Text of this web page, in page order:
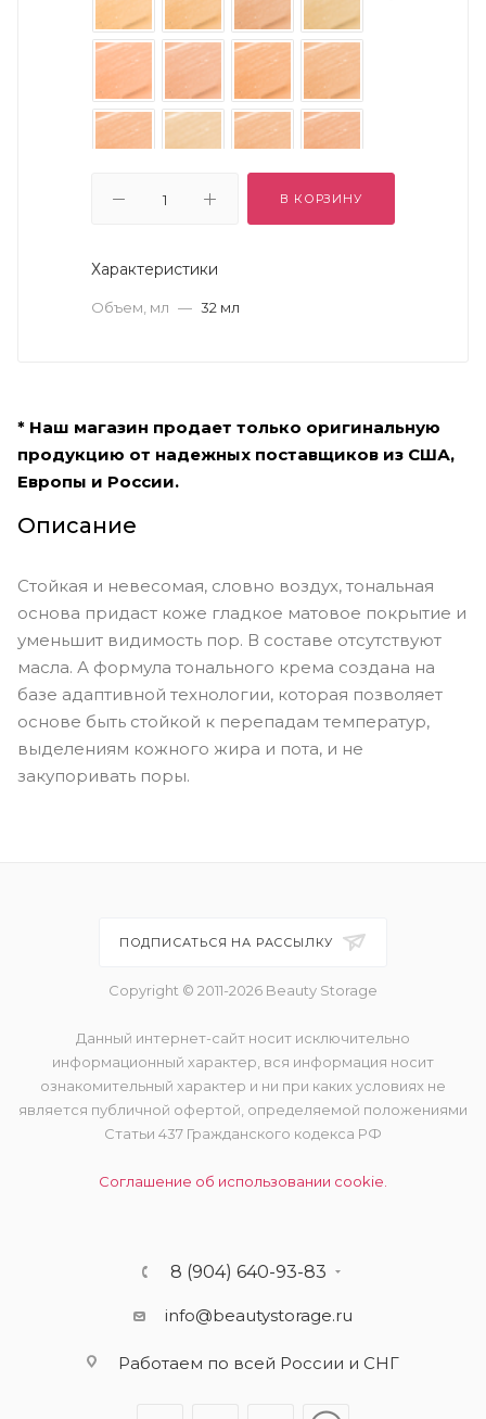
В КОРЗИНУ
Характеристики
Объем, мл — 32 мл
* Наш магазин продает только оригинальную
продукцию от надежных поставщиков из США,
Европы и России.
Описание
Стойкая и невесомая, словно воздух, тональная
основа придаст коже гладкое матовое покрытие и
уменьшит видимость пор. В составе отсутствуют
масла. А формула тонального крема создана на
базе адаптивной технологии, которая позволяет
основе быть стойкой к перепадам температур,
выделениям кожного жира и пота, и не
закупоривать поры.
ПОДПИСАТЬСЯ НА РАССЫЛКУ
Copyright © 2011-2026 Beauty Storage
Данный интернет-сайт носит исключительно
информационный характер, вся информация носит
ознакомительный характер и ни при каких условиях не
является публичной офертой, определяемой положениями
Статьи 437 Гражданского кодекса РФ
Соглашение об использовании cookie.
8 (904) 640-93-83
info@beautystorage.ru
Работаем по всей России и СНГ